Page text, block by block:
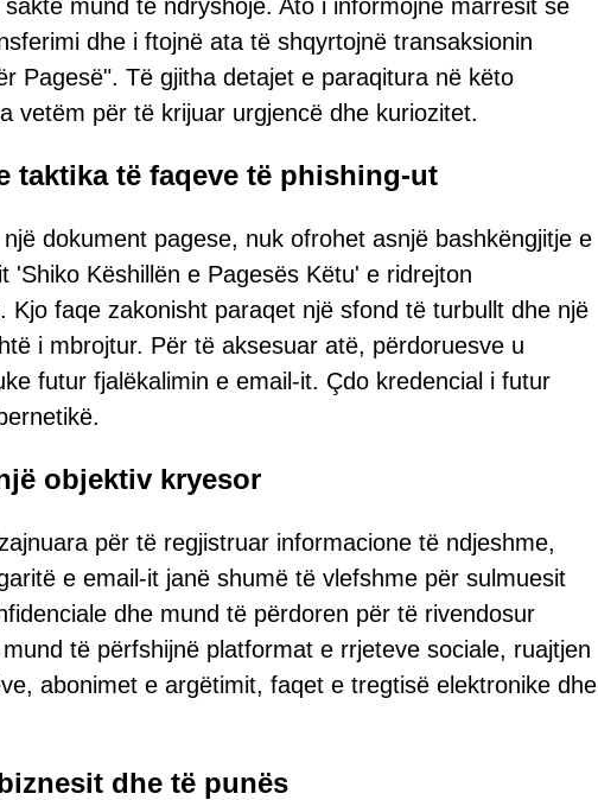
mund të ndryshojë. Ato i informojnë marrësit se
dhe i ftojnë ata të shqyrtojnë transaksionin
Pagesë". Të gjitha detajet e paraqitura në këto
vetëm për të krijuar urgjencë dhe kuriozitet.
taktika të faqeve të phishing-ut
dokument pagese, nuk ofrohet asnjë bashkëngjitje e
'Shiko Këshillën e Pagesës Këtu' e ridrejton
Kjo faqe zakonisht paraqet një sfond të turbullt dhe një
i mbrojtur. Për të aksesuar atë, përdoruesve u
futur fjalëkalimin e email-it. Çdo kredencial i futur
objektiv kryesor
për të regjistruar informacione të ndjeshme,
e email-it janë shumë të vlefshme për sulmuesit
dhe mund të përdoren për të rivendosur
të përfshijnë platformat e rrjeteve sociale, ruajtjen
abonimet e argëtimit, faqet e tregtisë elektronike dhe
dhe të punës